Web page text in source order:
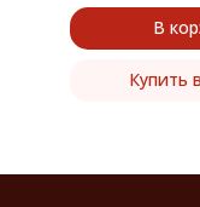
В
Купить